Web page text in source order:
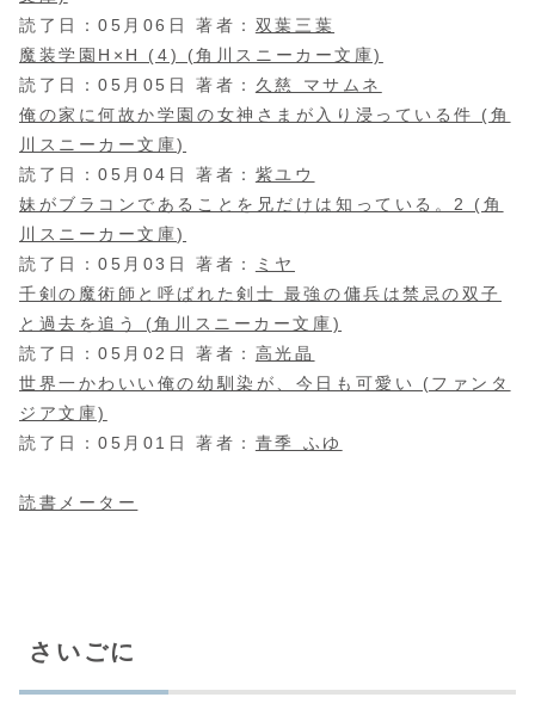
読了日：05月06日 著者： 双葉三葉
魔装学園H×H (4) (角川スニーカー文庫)
読了日：05月05日 著者： 久慈 マサムネ
俺の家に何故か学園の女神さまが入り浸っている件 (角
川スニーカー文庫)
読了日：05月04日 著者： 紫ユウ
妹がブラコンであることを兄だけは知っている。2 (角
川スニーカー文庫)
読了日：05月03日 著者：
ミヤ
千剣の魔術師と呼ばれた剣士 最強の傭兵は禁忌の双子
と過去を追う (角川スニーカー文庫)
読了日：05月02日 著者： 高光晶
世界一かわいい俺の幼馴染が、今日も可愛い (ファンタ
ジア文庫)
読了日：05月01日 著者： 青季 ふゆ
読書メーター
さいごに